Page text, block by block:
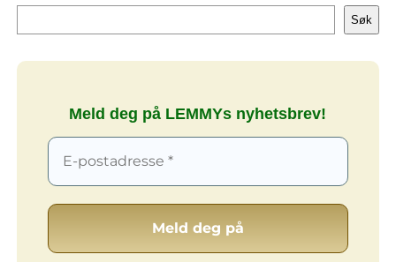
Søk
Søk
Meld deg på LEMMYs nyhetsbrev!